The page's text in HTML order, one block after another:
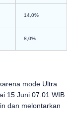
14,0%
8,0%
mode Ultra
15 Juni 07.01 WIB
dan melontarkan